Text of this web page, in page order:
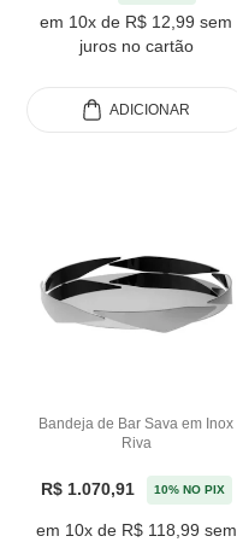
em 10x de R$ 12,99 sem
juros no cartão
ADICIONAR
Bandeja de Bar Sava em Inox
Riva
R$ 1.070,91 10% NO PIX
em 10x de R$ 118,99 sem